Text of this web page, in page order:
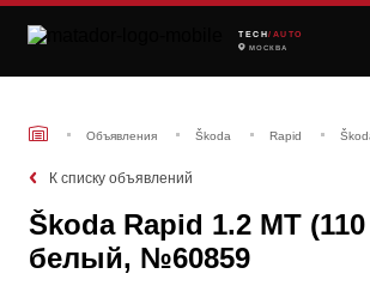
TECH /AUTO
МОСКВА
Объявления Škoda Rapid
К списку объявлений
Škoda Rapid 1.2 MT
белый, №60859